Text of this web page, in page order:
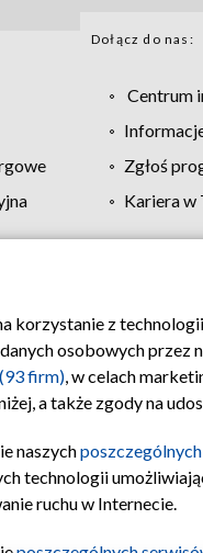
Dołącz do nas:
Centrum
Zgłoś
Kariera w
prywatności
korzystanie z
osobowych przez
firm), w celach
a także zgody na
naszych
technologii
ruchu w Internecie.